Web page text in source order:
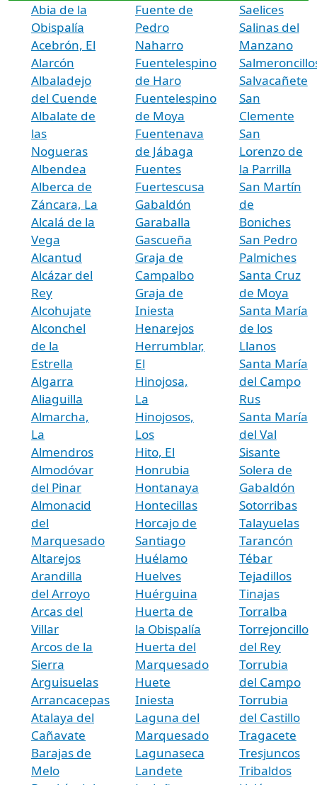
Abia de la
Obispalía
Acebrón, El
Alarcón
Albaladejo
del Cuende
Albalate de
las
Nogueras
Albendea
Alberca de
Záncara, La
Alcalá de la
Vega
Alcantud
Alcázar del
Rey
Alcohujate
Alconchel
de la
Estrella
Algarra
Aliaguilla
Almarcha,
La
Almendros
Almodóvar
del Pinar
Almonacid
del
Marquesado
Altarejos
Arandilla
del Arroyo
Arcas del
Villar
Arcos de la
Sierra
Arguisuelas
Arrancacepas
Atalaya del
Cañavate
Barajas de
Melo
Fuente de
Pedro
Naharro
Fuentelespino
de Haro
Fuentelespino
de Moya
Fuentenava
de Jábaga
Fuentes
Fuertescusa
Gabaldón
Garaballa
Gascueña
Graja de
Campalbo
Graja de
Iniesta
Henarejos
Herrumblar,
El
Hinojosa,
La
Hinojosos,
Los
Hito, El
Honrubia
Hontanaya
Hontecillas
Horcajo de
Santiago
Huélamo
Huelves
Huérguina
Huerta de
la Obispalía
Huerta del
Marquesado
Huete
Iniesta
Laguna del
Marquesado
Lagunaseca
Landete
Saelices
Salinas del
Manzano
Salvacañete
San
Clemente
San
Lorenzo de
la Parrilla
San Martín
de
Boniches
San Pedro
Palmiches
Santa Cruz
de Moya
Santa María
de los
Llanos
Santa María
del Campo
Rus
Santa María
del Val
Sisante
Solera de
Gabaldón
Sotorribas
Talayuelas
Tarancón
Tébar
Tejadillos
Tinajas
Torralba
Torrejoncillo
del Rey
Torrubia
del Campo
Torrubia
del Castillo
Tragacete
Tresjuncos
Tribaldos